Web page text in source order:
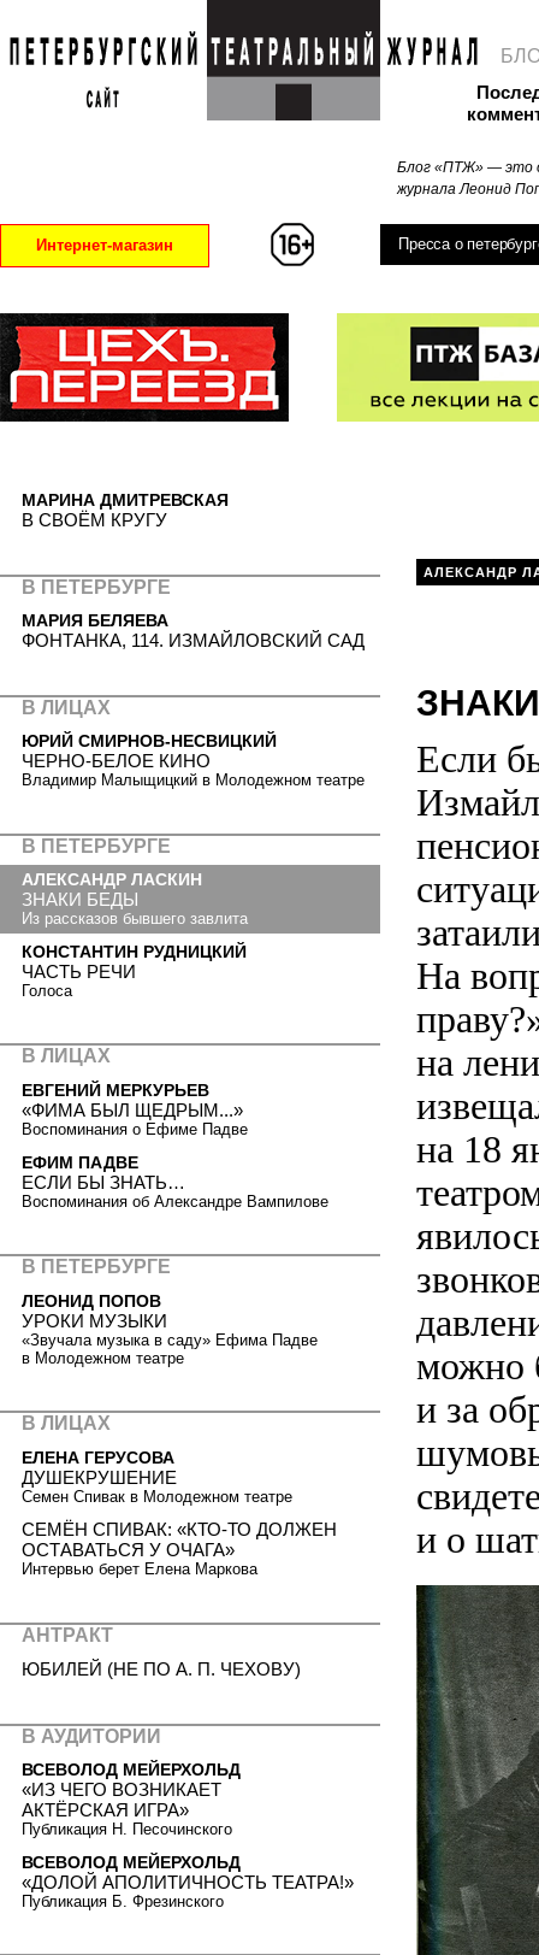
Блог «ПТЖ» — это
журнала Леонид
Интернет-магазин Пресса о
АЛЕКСАНДР
Если
На
на
на 18
можно
и за
и о
МАРИНА ДМИТРЕВСКАЯ
В СВОЁМ КРУГУ
В ПЕТЕРБУРГЕ
МАРИЯ БЕЛЯЕВА
ФОНТАНКА, 114. ИЗМАЙЛОВСКИЙ САД
В ЛИЦАХ
ЮРИЙ СМИРНОВ-НЕСВИЦКИЙ
ЧЕРНО-БЕЛОЕ КИНО
Владимир Малыщицкий в Молодежном театре
В ПЕТЕРБУРГЕ
АЛЕКСАНДР ЛАСКИН
ЗНАКИ БЕДЫ
Из рассказов бывшего завлита
КОНСТАНТИН РУДНИЦКИЙ
ЧАСТЬ РЕЧИ
Голоса
В ЛИЦАХ
ЕВГЕНИЙ МЕРКУРЬЕВ
«ФИМА БЫЛ ЩЕДРЫМ...»
Воспоминания о Ефиме Падве
ЕФИМ ПАДВЕ
ЕСЛИ БЫ ЗНАТЬ…
Воспоминания об Александре Вампилове
В ПЕТЕРБУРГЕ
ЛЕОНИД ПОПОВ
УРОКИ МУЗЫКИ
«Звучала музыка в саду» Ефима Падве
в Молодежном театре
В ЛИЦАХ
ЕЛЕНА ГЕРУСОВА
ДУШЕКРУШЕНИЕ
Семен Спивак в Молодежном театре
СЕМЁН СПИВАК: «КТО-ТО ДОЛЖЕН
ОСТАВАТЬСЯ У ОЧАГА»
Интервью берет Елена Маркова
АНТРАКТ
ЮБИЛЕЙ (НЕ ПО А. П. ЧЕХОВУ)
В АУДИТОРИИ
ВСЕВОЛОД МЕЙЕРХОЛЬД
«ИЗ ЧЕГО ВОЗНИКАЕТ
АКТЁРСКАЯ ИГРА»
Публикация Н. Песочинского
ВСЕВОЛОД МЕЙЕРХОЛЬД
«ДОЛОЙ АПОЛИТИЧНОСТЬ ТЕАТРА!»
Публикация Б. Фрезинского